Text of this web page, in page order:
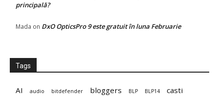
principală?
Mada on DxO OpticsPro 9 este gratuit în luna Februarie
Tags
AI audio bitdefender bloggers BLP BLP14 casti